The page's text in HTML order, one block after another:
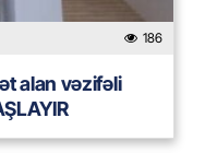
186
alan vəzifəli